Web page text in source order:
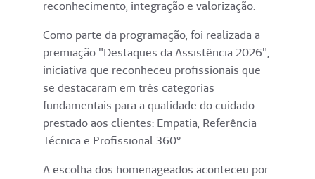
reconhecimento, integração e valorização.
Como parte da programação, foi realizada a
premiação "Destaques da Assistência 2026",
iniciativa que reconheceu profissionais que
se destacaram em três categorias
fundamentais para a qualidade do cuidado
prestado aos clientes: Empatia, Referência
Técnica e Profissional 360°.
A escolha dos homenageados aconteceu por